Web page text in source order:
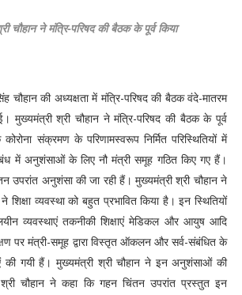
चौहान ने मंत्रि-परिषद की बैठक के पूर्व किया
चौहान की अध्यक्षता में मंत्रि-परिषद की बैठक वंदे-मातरम
श्री चौहान ने मंत्रि-परिषद की बैठक के पूर्व
संक्रमण के परिणामस्वरूप निर्मित परिस्थितियों में
में अनुशंसाओं के लिए नौ मंत्री समूह गठित किए गए हैं।
उपरांत अनुशंसा की जा रही हैं। मुख्यमंत्री श्री चौहान ने
शिक्षा व्यवस्था को बहुत प्रभावित किया है। इन स्थितियों
व्यवस्थाएं तकनीकी शिक्षाएं मेडिकल और आयुष आदि
पर मंत्री-समूह द्वारा विस्तृत ऑकलन और सर्व-संबंधित के
की गयी हैं। मुख्यमंत्री श्री चौहान ने इन अनुशंसाओं की
चौहान ने कहा कि गहन चिंतन उपरांत प्रस्तुत इन